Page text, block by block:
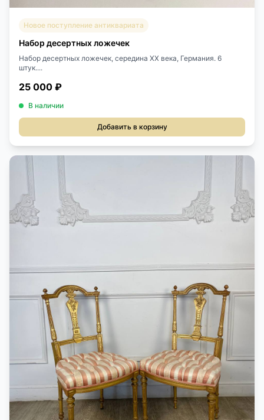
Новое поступление антиквариата
Набор десертных ложечек
Набор десертных ложечек, середина ХХ века, Германия. 6
штук....
25 000 ₽
В наличии
Добавить в корзину